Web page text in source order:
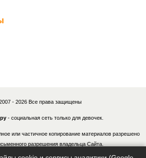
- 2026 Все права защищены
- социальная сеть только для девочек.
или частичное копирование материалов разрешено
разрешения владельца Сайта.